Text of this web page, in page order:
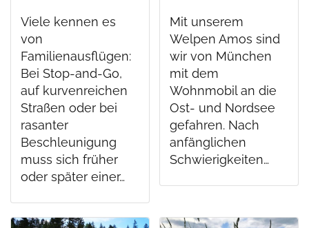
Viele kennen es
von
Familienausflügen:
Bei Stop-and-Go,
auf kurvenreichen
Straßen oder bei
rasanter
Beschleunigung
muss sich früher
oder später einer…
Mit unserem
Welpen Amos sind
wir von München
mit dem
Wohnmobil an die
Ost- und Nordsee
gefahren. Nach
anfänglichen
Schwierigkeiten…